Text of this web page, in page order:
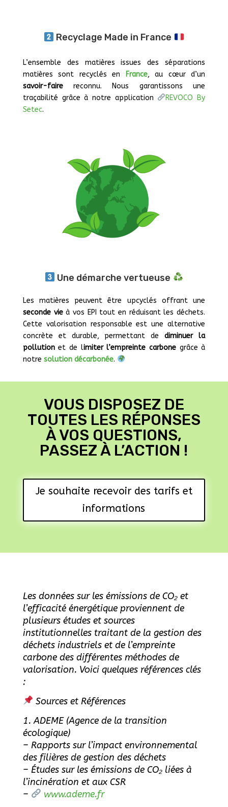
Recyclage Made in France
L’ensemble des matières issues des séparations
matières sont recyclés en
France, au cœur d’un
savoir-fairereconnu. Nous garantissons une
traçabilité grâce à notre application
REVOCO By
Setec.
Une démarche vertueuse
Les matières peuvent être upcyclés offrant une
seconde vieà vos EPI tout en réduisant les déchets.
Cette valorisation responsable est une alternative
concrète et durable, permettant dediminuer la
pollutionet de limiter l’empreinte carbonegrâce à
notre solution décarbonée.
VOUS DISPOSEZ DE
TOUTES LES RÉPONSES
À VOS QUESTIONS,
PASSEZ À L’ACTION !
Je souhaite recevoir des tarifs et
informations
Les données sur les émissions de CO₂ et
l’efficacité énergétique proviennent de
plusieurs études et sources
institutionnelles traitant de la gestion des
déchets industriels et de l’empreinte
carbone des différentes méthodes de
valorisation. Voici quelques références clés
:
Sources et Références
1. ADEME (Agence de la transition
écologique)
– Rapports sur l’impact environnemental
des filières de gestion des déchets
– Études sur les émissions de CO₂ liées à
l’incinération et aux CSR
–
www.ademe.fr